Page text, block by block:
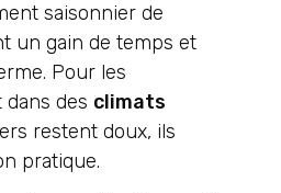
saisonnier de
un gain de temps et
Pour les
des climats
restent doux, ils
pratique.